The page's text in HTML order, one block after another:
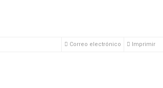
Imprimir
Correo electrónico